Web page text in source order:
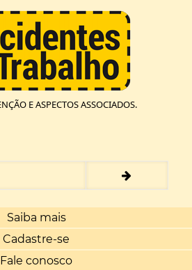
E ASPECTOS ASSOCIADOS.
Saiba mais
Cadastre-se
Fale conosco